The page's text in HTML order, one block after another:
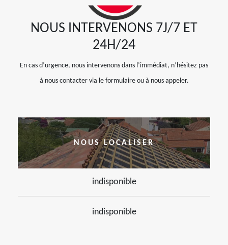
NOUS INTERVENONS 7J/7 ET
24H/24
En cas d’urgence, nous intervenons dans l’immédiat, n’hésitez pas
à nous contacter via le formulaire ou à nous appeler.
NOUS LOCALISER
indisponible
indisponible